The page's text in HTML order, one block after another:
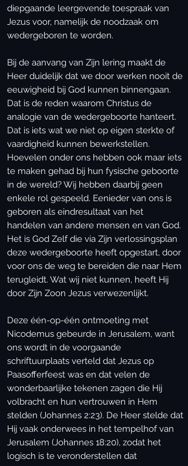
diepgaande leergevende toespraak van
Jezus voor, namelijk de noodzaak om
wedergeboren te worden.
Bij de aanvang van Zijn lering maakt de
Heer duidelijk dat we door werken nooit de
eeuwigheid bij God kunnen binnengaan.
Dat is de reden waarom Christus de
analogie van de wedergeboorte hanteert.
Dat is iets wat we niet op eigen sterkte of
vaardigheid kunnen bewerkstellen.
Hoevelen onder ons hebben ook maar iets
te maken gehad bij hun fysische geboorte
in de wereld? Wij hebben daarbij geen
enkele rol gespeeld. Eenieder van ons is
geboren als eindresultaat van het
handelen van andere mensen en van God.
Het is God Zelf die via Zijn verlossingsplan
deze wedergeboorte heeft opgestart, door
voor ons de weg te bereiden die naar Hem
terugleidt. Wat wij niet kunnen, heeft Hij
door Zijn Zoon Jezus verwezenlijkt.
Deze één-op-één ontmoeting met
Nicodemus gebeurde in Jerusalem, want
ons wordt in de voorgaande
schriftuurplaats verteld dat Jezus op
Paasofferfeest was en dat velen de
wonderbaarlijke tekenen zagen die Hij
volbracht en hun vertrouwen in Hem
stelden (Johannes 2:23). De Heer stelde dat
Hij vaak onderwees in het tempelhof van
Jerusalem (Johannes 18:20), zodat het
logisch is te veronderstellen dat